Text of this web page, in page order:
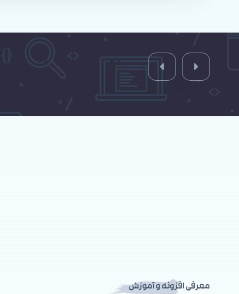
معرفی افزونه و آموزش